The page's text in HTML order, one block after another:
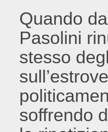
Quando
Pasolini
stesso
soffrendo